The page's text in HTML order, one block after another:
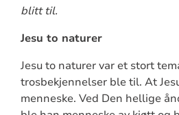
blitt til.
Jesu to naturer
Jesu to naturer var et stort
trosbekjennelser ble til. At
menneske. Ved Den hellige